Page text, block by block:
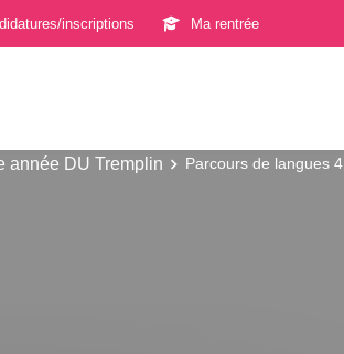
inscriptions Ma rentrée
année DU Tremplin Parcours de langues 4